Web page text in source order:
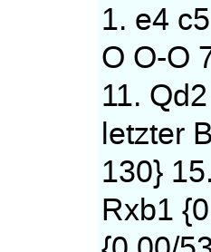
1. e4
O O-O
11.
letzter
130}
Rxb1